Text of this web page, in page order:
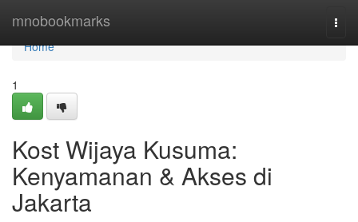
mnobookmarks
Home
Home
1
Kost Wijaya Kusuma:
Kenyamanan & Akses di
Jakarta